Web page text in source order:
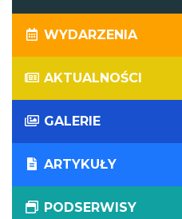
WYDARZENIA
AKTUALNOŚCI
GALERIE
ARTYKUŁY
PODSERWISY